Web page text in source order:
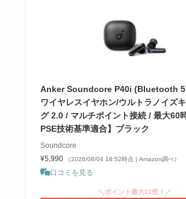
Anker Soundcore P40i (Bluetooth
ワイヤレスイヤホン/ウルトラノイズ
グ 2.0 / マルチポイント接続 / 最大60
PSE技術基準適合】ブラック
Soundcore
¥5,990
（2026/08/04 18:52時点 | Amazon調べ）
口コミを見る
＼ポイント最大11倍！／